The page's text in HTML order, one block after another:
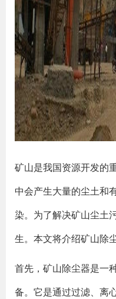
矿山是我国资源开发的
中会产生大量的尘土和
染。为了解决矿山尘土
生。本文将介绍矿山除
首先，矿山除尘器是一
备。它是通过过滤、离